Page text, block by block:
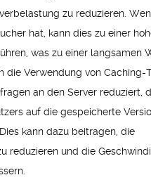
zu reduzieren.
hat, kann dies zu einer
was zu einer langsamen
die Verwendung von Caching-
an den Server reduziert,
auf die gespeicherte
kann dazu beitragen, die
reduzieren und die